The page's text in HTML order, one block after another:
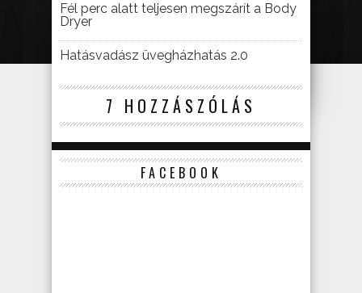
Fél perc alatt teljesen megszárít a Body
Dryer
Hatásvadász üvegházhatás 2.0
7 HOZZÁSZÓLÁS
FACEBOOK